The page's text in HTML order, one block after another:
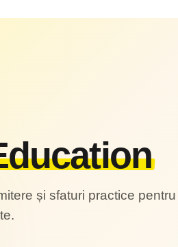
și sfaturi practice